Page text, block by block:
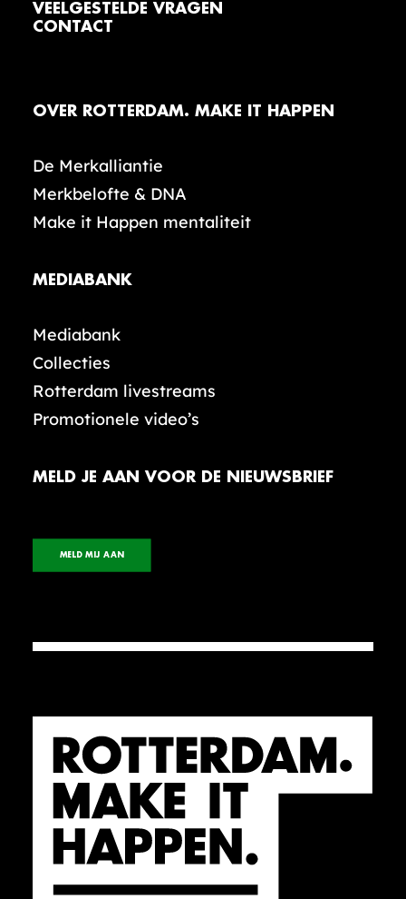
VEELGESTELDE VRAGEN
CONTACT
OVER ROTTERDAM. MAKE IT HAPPEN
De Merkalliantie
Merkbelofte & DNA
Make it Happen mentaliteit
MEDIABANK
Mediabank
Collecties
Rotterdam livestreams
Promotionele video’s
MELD JE AAN VOOR DE NIEUWSBRIEF
MELD MIJ AAN